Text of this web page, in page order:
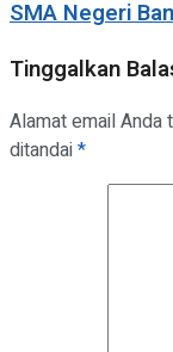
SMA Negeri
Tinggalkan
Alamat email Anda
ditandai*